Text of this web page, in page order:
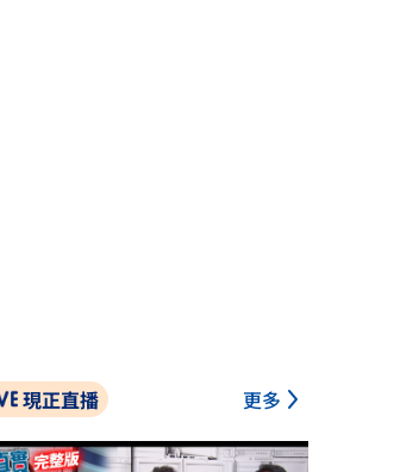
現正直播 更多